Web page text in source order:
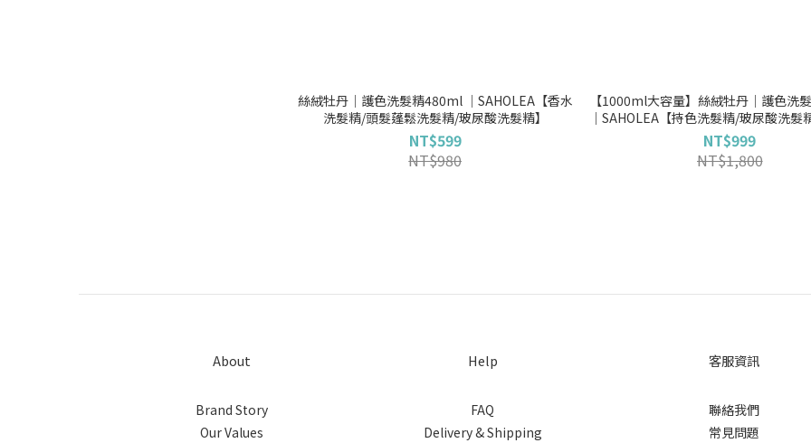
絲絨牡丹│護色洗髮精480ml │SAHOLEA【香水
洗髮精/頭髮蓬鬆洗髮精/玻尿酸洗髮精】
NT$599
NT$980
【1000ml大容量】絲絨牡丹│護色洗
│SAHOLEA【持色洗髮精/玻尿酸洗髮
精】
NT$999
NT$1,800
About
Brand Story
Our Values
Help
FAQ
Delivery & Shipping
客服資訊
聯絡我們
常見問題